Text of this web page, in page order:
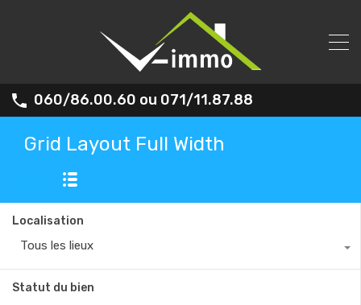
060/86.00.60 ou 071/11.87.88
Grid Layout Full Width
Localisation
Tous les lieux
Statut du bien